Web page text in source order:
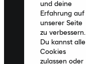
und deine
Erfahrung auf
unserer Seite
zu verbessern.
Du kannst alle
Cookies
zulassen oder